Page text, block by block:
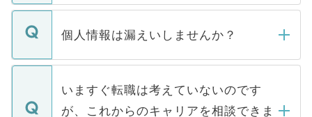
ません。
■応募殺到を避けるため 人気のある医療機
関を公にしてしまうと、応募が殺到する場
に、医療機関が求める条件に合った人材の
みを人材紹介会社に依頼するケースが増え
転職・入職を強要することは一切ありませ
ん。また、仮に応募先から内定をいただい
定を承諾する必要はありません。内定先へ
の辞退の連絡はキャリアパートナーが行い
個人情報は漏えいしませんか？
個人情報が漏えいすることはありませんの
で、ご安心ください。当サイトからの登録
などで収集したご登録者様の個人情報は、
いますぐ転職は考えていないのです
が、これからのキャリアを相談できま